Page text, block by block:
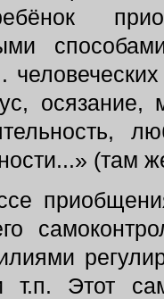
(там
т.п. Этот